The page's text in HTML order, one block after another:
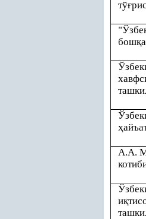
тўғ
бошқ
ҳ
А.А.
иқ